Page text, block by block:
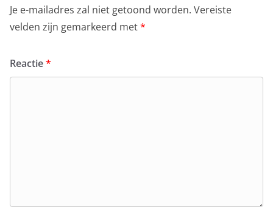
Je e-mailadres zal niet getoond worden. Vereiste
velden zijn gemarkeerd met*
Reactie*